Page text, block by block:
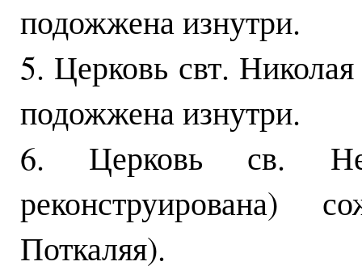
подожжена изнутри.
5. Церковь свт.
подожжена изнутри.
6. Церковь св.
реконструирована)
Поткаляя).